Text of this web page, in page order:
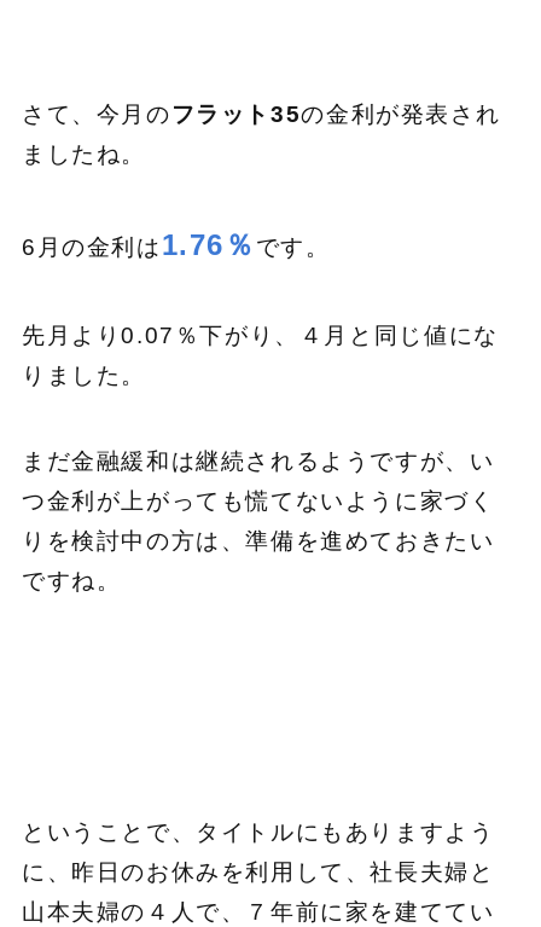
さて、今月のフラット35の金利が発表され
ましたね。
6月の金利は1.76％ です。
先月より0.07％下がり、４月と同じ値にな
りました。
まだ金融緩和は継続されるようですが、い
つ金利が上がっても慌てないように家づく
りを検討中の方は、準備を進めておきたい
ですね。
ということで、タイトルにもありますよう
に、昨日のお休みを利用して、社長夫婦と
山本夫婦の４人で、７年前に家を建ててい